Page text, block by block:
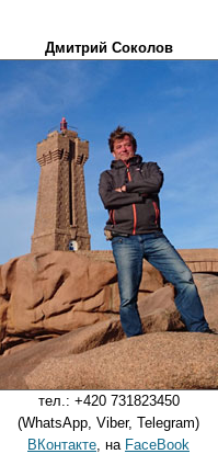
Дмитрий Соколов
тел.: +420 731823450
(WhatsApp, Viber, Telegram)
ВКонтакте, на FaceBook